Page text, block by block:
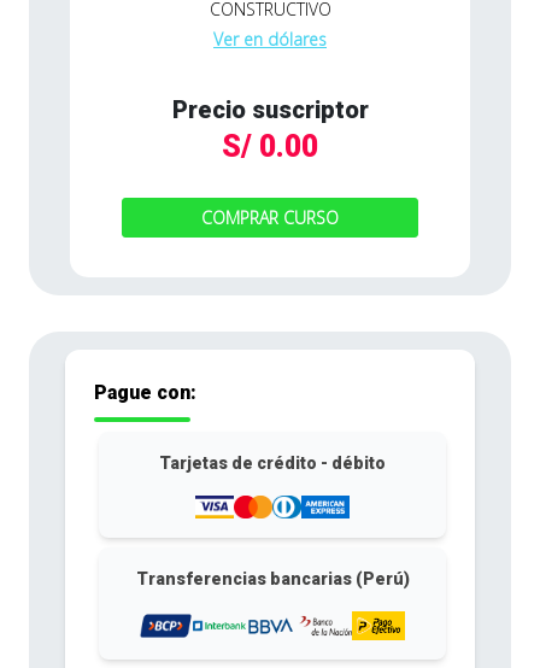
CONSTRUCTIVO
Ver en dólares
Precio suscriptor
S/ 0.00
COMPRAR CURSO
Pague con:
Tarjetas de crédito - débito
Transferencias bancarias (Perú)